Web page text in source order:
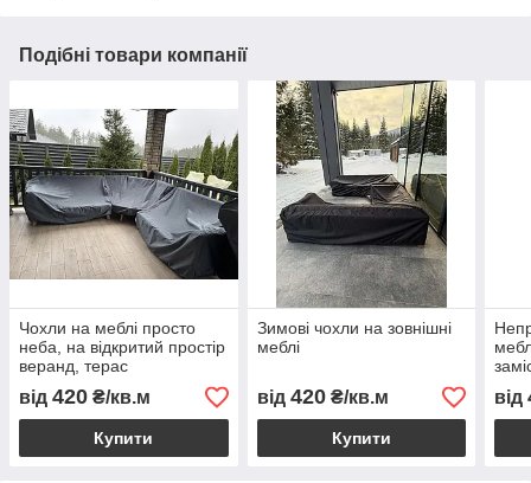
Подібні товари компанії
Чохли на меблі просто
неба, на відкритий простір
веранд, терас
від 420 ₴/кв.м
Купити
Зимові чохли на зовнішні
меблі
від 420₴/кв.м
Купити
від